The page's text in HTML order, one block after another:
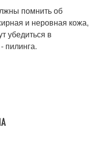
помнить об
и неровная кожа,
убедиться в
пилинга.